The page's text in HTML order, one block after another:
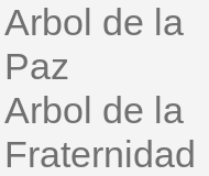
Arbol de la
Paz
Arbol de la
Fraternidad